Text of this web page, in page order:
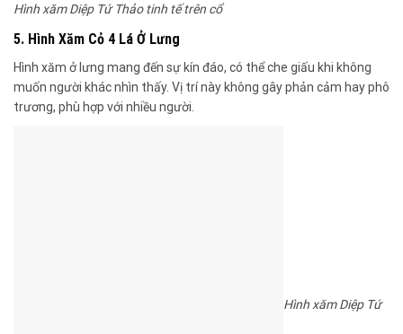
Hình xăm Diệp Tứ Thảo tinh tế trên cổ
5. Hình Xăm Cỏ 4 Lá Ở Lưng
Hình xăm ở lưng mang đến sự kín đáo, có thể che giấu khi không
muốn người khác nhìn thấy. Vị trí này không gây phản cảm hay phô
trương, phù hợp với nhiều người.
Hình xăm Diệp Tứ